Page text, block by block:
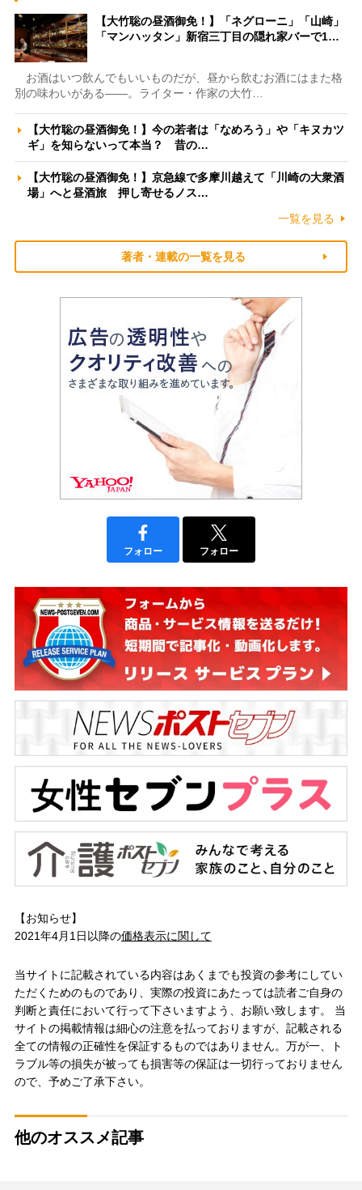
【大竹聡の昼酒御免！】「ネグローニ」「山崎」
「マンハッタン」新宿三丁目の隠れ家バーで1…
お酒はいつ飲んでもいいものだが、昼から飲むお酒にはまた格
別の味わいがある――。ライター・作家の大竹…
【大竹聡の昼酒御免！】今の若者は「なめろう」や「キヌカツ
ギ」を知らないって本当？ 昔の…
【大竹聡の昼酒御免！】京急線で多摩川越えて「川崎の大衆酒
場」へと昼酒旅 押し寄せるノス…
一覧を見る
著者・連載の一覧を見る
フォロー フォロー
【お知らせ】
2021年4月1日以降の価格表示に関して
当サイトに記載されている内容はあくまでも投資の参考にしてい
ただくためのものであり、実際の投資にあたっては読者ご自身の
判断と責任において行って下さいますよう、お願い致します。 当
サイトの掲載情報は細心の注意を払っておりますが、記載される
全ての情報の正確性を保証するものではありません。万が一、ト
ラブル等の損失が被っても損害等の保証は一切行っておりません
ので、予めご了承下さい。
他のオススメ記事